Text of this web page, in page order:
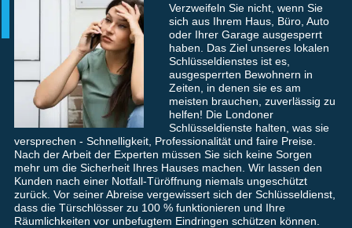
Verzweifeln Sie nicht, wenn Sie
sich aus Ihrem Haus, Büro, Auto
oder Ihrer Garage ausgesperrt
haben. Das Ziel unseres lokalen
Schlüsseldienstes ist es,
ausgesperrten Bewohnern in
Zeiten, in denen sie es am
meisten brauchen, zuverlässig zu
helfen! Die Londoner
Schlüsseldienste halten, was sie
versprechen - Schnelligkeit, Professionalität und faire Preise.
Nach der Arbeit der Experten müssen Sie sich keine Sorgen
mehr um die Sicherheit Ihres Hauses machen. Wir lassen den
Kunden nach einer Notfall-Türöffnung niemals ungeschützt
zurück. Vor seiner Abreise vergewissert sich der Schlüsseldienst,
dass die Türschlösser zu 100 % funktionieren und Ihre
Räumlichkeiten vor unbefugtem Eindringen schützen können.